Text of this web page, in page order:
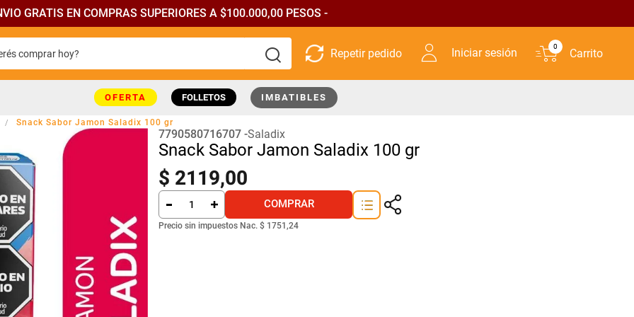
GRATIS EN COMPRAS SUPERIORES A $100.000,00 PESOS -
comprar hoy?
Iniciar sesión 0
OFERTA FOLLETOS IMBATIBLES
Snack Sabor Jamon Saladix 100 gr
7790580716707 Saladix
Snack Sabor Jamon Saladix 100 gr
$ 2119,00
COMPRAR
Precio sin impuestos Nac. $ 1751,24
buscados